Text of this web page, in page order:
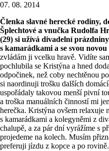
07. 08. 2014
Členka slavné herecké rodiny,
Šplechtové a vnučka Rudolfa
(29) si užívá divadelní
s kamarádkami a se svou novou
zvládám ji vcelku hravě. Vidíte
pochlubila se Kristýna a hned
odpočinek, než coby nechtěnou
si naordinuji trošku dalších
uspořádaly takovou menší pivní
a troška manuálních činností mi
herečka. Kristýna ovšem relaxuje
s kamarádkami a kolegyněmi z
chalupě, a za pár dní vyrážíme s
projedeme na kolech. Musím
preferuji jízdu z kopce a po